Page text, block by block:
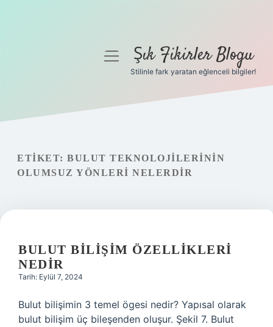
Gizlilik Politikası
Hakkımızda
menüyüŞık Fikirler Blogu
Stilinle fark yaratan eğlenceli bilgiler!
ETIKET: BULUT TEKNOLOJILERININ
OLUMSUZ YÖNLERI NELERDIR
BULUT BILIŞIM ÖZELLIKLERI
NEDIR
Tarih: Eylül 7, 2024
Bulut bilişimin 3 temel ögesi nedir? Yapısal olarak
bulut bilişim üç bileşenden oluşur. Şekil 7. Bulut